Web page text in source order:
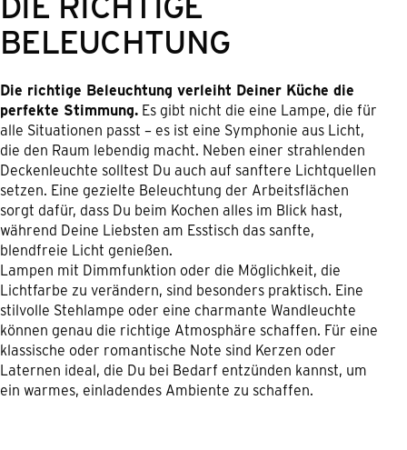
BELEUCHTUNG
Die richtige Beleuchtung verleiht Deiner Küche die
perfekte Stimmung. Es gibt nicht die eine Lampe, die für
alle Situationen passt – es ist eine Symphonie aus Licht,
die den Raum lebendig macht. Neben einer strahlenden
Deckenleuchte solltest Du auch auf sanftere Lichtquellen
setzen. Eine gezielte Beleuchtung der Arbeitsflächen
sorgt dafür, dass Du beim Kochen alles im Blick hast,
während Deine Liebsten am Esstisch das sanfte,
blendfreie Licht genießen.
Lampen mit Dimmfunktion oder die Möglichkeit, die
Lichtfarbe zu verändern, sind besonders praktisch. Eine
stilvolle Stehlampe oder eine charmante Wandleuchte
können genau die richtige Atmosphäre schaffen. Für eine
klassische oder romantische Note sind Kerzen oder
Laternen ideal, die Du bei Bedarf entzünden kannst, um
ein warmes, einladendes Ambiente zu schaffen.